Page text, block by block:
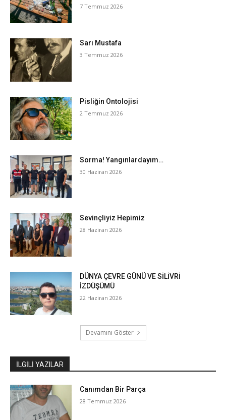
7 Temmuz 2026
Sarı Mustafa
3 Temmuz 2026
Pisliğin Ontolojisi
2 Temmuz 2026
Sorma! Yangınlardayım…
30 Haziran 2026
Sevinçliyiz Hepimiz
28 Haziran 2026
DÜNYA ÇEVRE GÜNÜ VE SİLİVRİ
İZDÜŞÜMÜ
22 Haziran 2026
Devamını Göster
İLGILI YAZILAR
Canımdan Bir Parça
28 Temmuz 2026